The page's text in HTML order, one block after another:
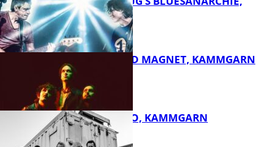
KAMMGARN
DIRTY SOUND MAGNET, KAMMGARN
ROSE TATTOO, KAMMGARN